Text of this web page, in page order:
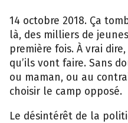
14 octobre 2018. Ça
là, des milliers de
première fois. À vrai
qu’ils vont faire. Sans
ou maman, ou au
choisir le camp opposé.
Le désintérêt de la